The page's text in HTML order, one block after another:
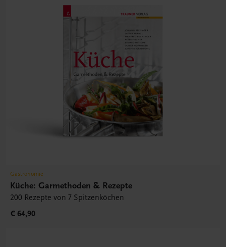
Gastronomie
Küche: Garmethoden & Rezepte
200 Rezepte von 7 Spitzenköchen
€ 64,90